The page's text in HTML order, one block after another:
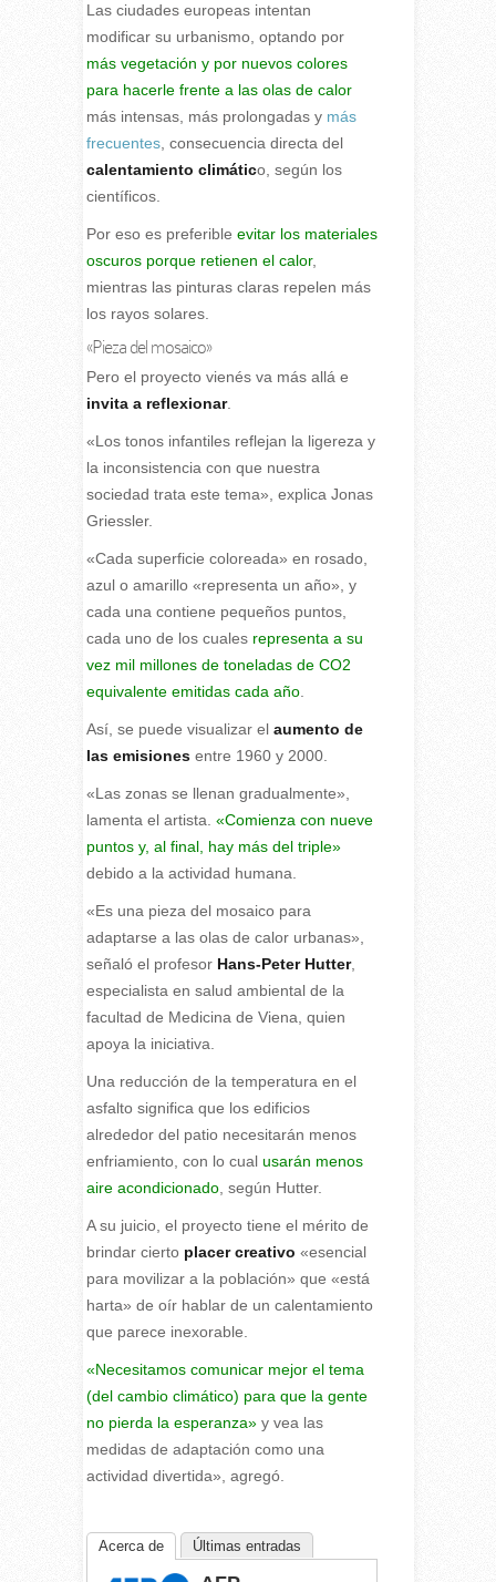
Las ciudades europeas intentan
modificar su urbanismo, optando por
más vegetación y por nuevos colores
para hacerle frente a las olas de calor
más intensas, más prolongadas ymás
frecuentes, consecuencia directa del
calentamiento climático, según los
científicos.
Por eso es preferible evitar los materiales
oscuros porque retienen el calor,
mientras las pinturas claras repelen más
los rayos solares.
«Pieza del mosaico»
Pero el proyecto vienés va más allá e
invita a reflexionar.
«Los tonos infantiles reflejan la ligereza y
la inconsistencia con que nuestra
sociedad trata este tema», explica Jonas
Griessler.
«Cada superficie coloreada» en rosado,
azul o amarillo «representa un año», y
cada una contiene pequeños puntos,
cada uno de los cuales representa a su
vez mil millones de toneladas de CO2
equivalente emitidas cada año.
Así, se puede visualizar elaumento de
las emisionesentre 1960 y 2000.
«Las zonas se llenan gradualmente»,
lamenta el artista. «Comienza con nueve
puntos y, al final, hay más del triple»
debido a la actividad humana.
«Es una pieza del mosaico para
adaptarse a las olas de calor urbanas»,
señaló el profesor Hans-Peter Hutter,
especialista en salud ambiental de la
facultad de Medicina de Viena, quien
apoya la iniciativa.
Una reducción de la temperatura en el
asfalto significa que los edificios
alrededor del patio necesitarán menos
enfriamiento, con lo cual usarán menos
aire acondicionado, según Hutter.
A su juicio, el proyecto tiene el mérito de
brindar cierto placer creativo «esencial
para movilizar a la población» que «está
harta» de oír hablar de un calentamiento
que parece inexorable.
«Necesitamos comunicar mejor el tema
(del cambio climático) para que la gente
no pierda la esperanza»y vea las
medidas de adaptación como una
actividad divertida», agregó.
Acerca de Últimas entradas